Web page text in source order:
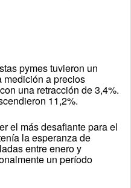
pymes tuvieron un
medición a precios
una retracción de 3,4%.
11,2%.
el más desafiante para el
la esperanza de
entre enero y
un período